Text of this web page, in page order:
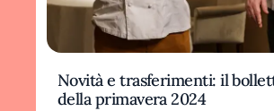
Novità e trasferimenti: il
della primavera 2024